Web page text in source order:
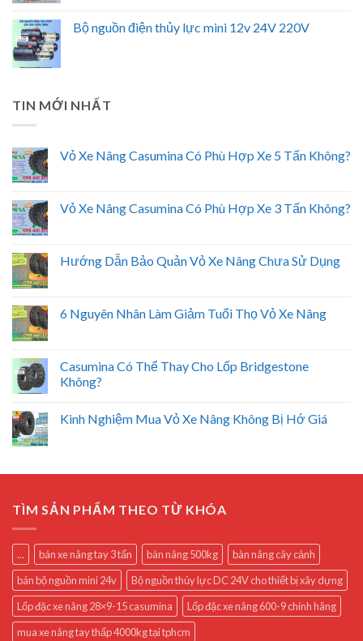
Bộ nguồn điện thủy lực mini 12v 24V 220V
TIN MỚI NHẤT
Vỏ Xe Nâng Casumina Có Phù Hợp Xe 5 Tấn Không?
Vỏ Xe Nâng Casumina Có Phù Hợp Xe 3 Tấn Không?
Hướng Dẫn Bảo Quản Vỏ Xe Nâng Chưa Sử Dụng
6 Nguyên Nhân Làm Giảm Tuổi Thọ Vỏ Xe Nâng
Casumina Có Thể Thay Cho Lốp Bridgestone
Không?
Kinh Nghiệm Mua Vỏ Xe Nâng Không Bị Hớ Giá
TÌM SẢN PHẨM THEO TỪ KHÓA
... bán xe nâng tay 3 tấn bàn nâng 500kg
bàn nâng cây cảnh
bán bộ nguồn mini 24v
Bộ nguồn thủy lực DC 24V cho thiết bị xây dựng
Lốp đặc xe nâng 28×9-15 casumina
Lốp đặc xe nâng 600-9 chính hãng
mua xe nâng tay thấp 4000kg tại tphcm